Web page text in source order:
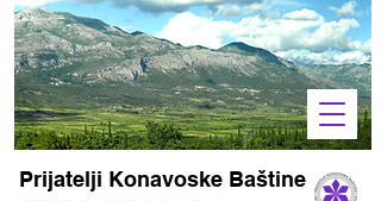
Prijatelji Konavoske Baštine